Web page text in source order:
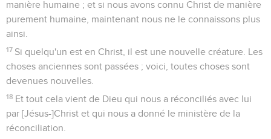
manière humaine ; et si nous avons connu Christ de manière
purement humaine, maintenant nous ne le connaissons plus
ainsi.
17 Si quelqu'un est en Christ, il est une nouvelle créature. Les
choses anciennes sont passées ; voici, toutes choses sont
devenues nouvelles.
18 Et tout cela vient de Dieu qui nous a réconciliés avec lui
par [Jésus-]Christ et qui nous a donné le ministère de la
réconciliation.